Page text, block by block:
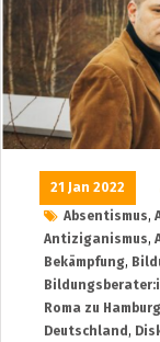
21 Jan 2022
Absentismus,
Antiziganismus,
Bekämpfung,
Roma zu Hamburg
Deutschland,